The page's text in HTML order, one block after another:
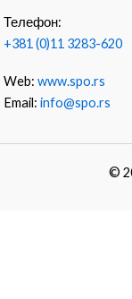
Телефон:
+381 (0)11 3283-620
Web:www.spo.rs
Email:info@spo.rs
©